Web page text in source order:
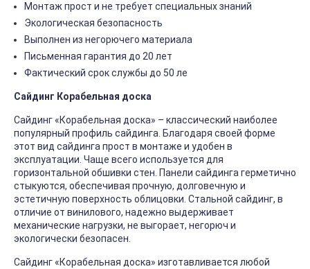
Монтаж прост и не требует специальных знаний
Экологическая безопасность
Выполнен из негорючего материала
Письменная гарантия до 20 лет
Фактический срок службы до 50 ле
Сайдинг Корабельная доска
Сайдинг «Корабельная доска» – классический наиболее
популярный профиль сайдинга. Благодаря своей форме
этот вид сайдинга прост в монтаже и удобен в
эксплуатации. Чаще всего используется для
горизонтальной обшивки стен. Панели сайдинга герметично
стыкуются, обеспечивая прочную, долговечную и
эстетичную поверхность облицовки. Стальной сайдинг, в
отличие от винилового, надежно выдерживает
механические нагрузки, не выгорает, негорюч и
экологически безопасен.
Сайдинг «Корабельная доска» изготавливается любой